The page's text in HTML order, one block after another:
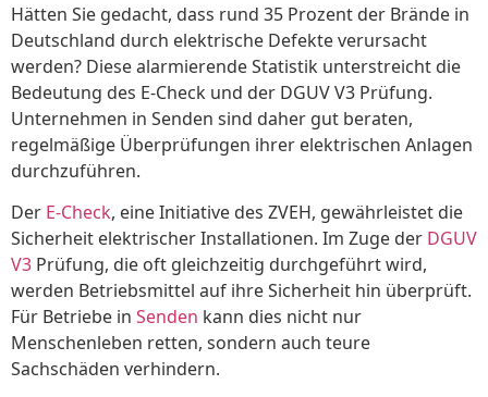
Hätten Sie gedacht, dass rund 35 Prozent der Brände in
Deutschland durch elektrische Defekte verursacht
werden? Diese alarmierende Statistik unterstreicht die
Bedeutung des E-Check und der DGUV V3 Prüfung.
Unternehmen in Senden sind daher gut beraten,
regelmäßige Überprüfungen ihrer elektrischen Anlagen
durchzuführen.
Der E-Check, eine Initiative des ZVEH, gewährleistet die
Sicherheit elektrischer Installationen. Im Zuge der DGUV
V3 Prüfung, die oft gleichzeitig durchgeführt wird,
werden Betriebsmittel auf ihre Sicherheit hin überprüft.
Für Betriebe in Senden kann dies nicht nur
Menschenleben retten, sondern auch teure
Sachschäden verhindern.